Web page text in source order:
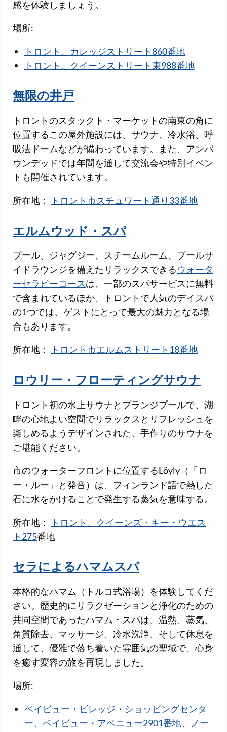
感を体験しましょう。
場所:
トロント、カレッジストリート860番地
トロント、クイーンストリート東988番地
無限の井戸
トロントのスタックト・マーケットの南東の角に
位置するこの屋外施設には、サウナ、冷水浴、呼
吸法ドームなどが備わっています。また、アンバ
ウンデッドでは年間を通して交流会や特別イベン
トも開催されています。
所在地： トロント市スチュワート通り33番地
エルムウッド・スパ
プール、ジャグジー、スチームルーム、プールサ
イドラウンジを備えたリラックスできるウォータ
ーセラピーコースは、一部のスパサービスに無料
で含まれているほか、トロントで人気のデイスパ
の1つでは、ゲストにとって最大の魅力となる場
合もあります。
所在地： トロント市エルムストリート18番地
ロウリー・フローティングサウナ
トロント初の水上サウナとプランジプールで、湖
畔の心地よい空間でリラックスとリフレッシュを
楽しめるようデザインされた、手作りのサウナを
ご堪能ください。
市のウォーターフロントに位置するLöyly（「ロ
ー・ルー」と発音）は、フィンランド語で熱した
石に水をかけることで発生する蒸気を意味する。
所在地：
トロント、クイーンズ・キー・ウエス
ト275番地
セラによるハマムスパ
本格的なハマム（トルコ式浴場）を体験してくだ
さい。歴史的にリラクゼーションと浄化のための
共同空間であったハマム・スパは、温熱、蒸気、
角質除去、マッサージ、冷水洗浄、そして休息を
通して、優雅で落ち着いた雰囲気の聖域で、心身
を癒す変容の旅を再現しました。
場所:
ベイビュー・ビレッジ・ショッピングセンタ
ー、ベイビュー・アベニュー2901番地、ノー